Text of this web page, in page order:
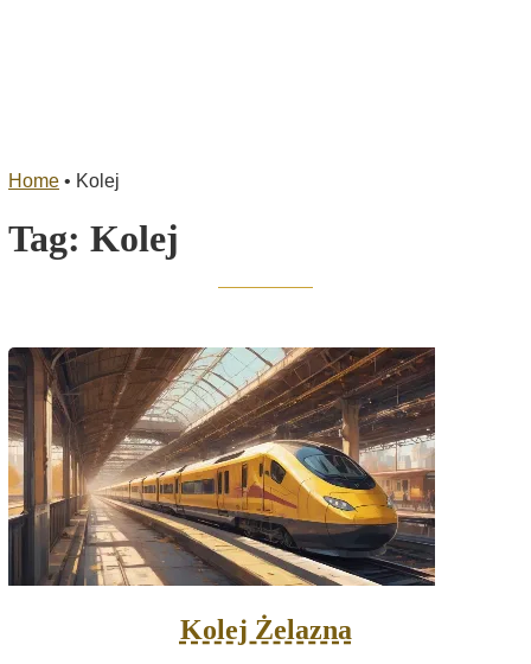
Home • Kolej
Tag: Kolej
Kolej Żelazna